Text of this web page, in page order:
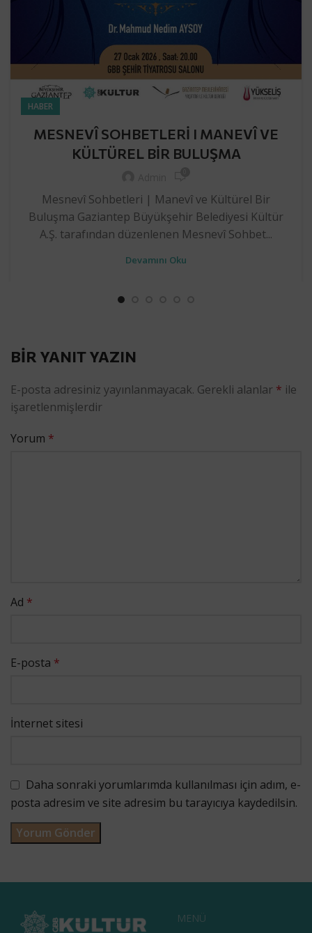
HABER
MESNEVÎ SOHBETLERİ I MANEVÎ VE
KÜLTÜREL BİR BULUŞMA
Mesnevî Sohbetleri | Manevî ve Kültürel Bir
Buluşma Gaziantep Büyükşehir Belediyesi Kültür
A.Ş. tarafından düzenlenen Mesnevî Sohbet...
Devamını Oku
BIR YANIT YAZIN
E-posta adresiniz yayınlanmayacak. Gerekli alanlar * ile
işaretlenmişlerdir
Yorum *
Ad *
E-posta *
İnternet sitesi
Daha sonraki yorumlarımda kullanılması için adım, e-
posta adresim ve site adresim bu tarayıcıya kaydedilsin.
MENÜ